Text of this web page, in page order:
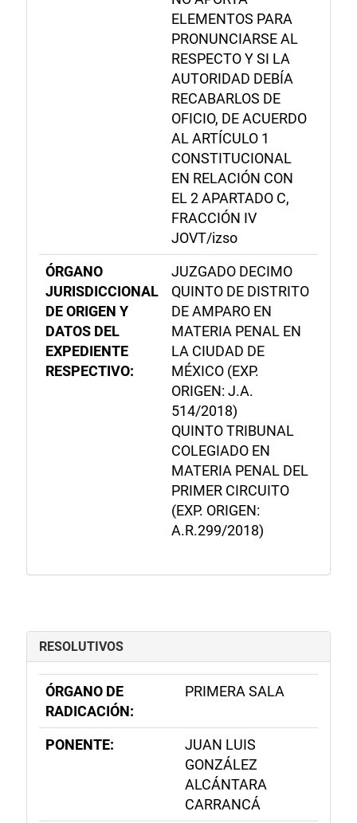
ELEMENTOS PARA
PRONUNCIARSE AL
RESPECTO Y SI LA
AUTORIDAD DEBÍA
RECABARLOS DE
OFICIO, DE ACUERDO
AL ARTÍCULO 1
CONSTITUCIONAL
EN RELACIÓN CON
EL 2 APARTADO C,
FRACCIÓN IV
JOVT/izso
ÓRGANO
JURISDICCIONAL
DE ORIGEN Y
DATOS DEL
EXPEDIENTE
RESPECTIVO:
JUZGADO DECIMO
QUINTO DE DISTRITO
DE AMPARO EN
MATERIA PENAL EN
LA CIUDAD DE
MÉXICO (EXP.
ORIGEN: J.A.
514/2018)
QUINTO TRIBUNAL
COLEGIADO EN
MATERIA PENAL DEL
PRIMER CIRCUITO
(EXP. ORIGEN:
A.R.299/2018)
RESOLUTIVOS
ÓRGANO DE
RADICACIÓN:
PRIMERA SALA
PONENTE:
JUAN LUIS
GONZÁLEZ
ALCÁNTARA
CARRANCÁ